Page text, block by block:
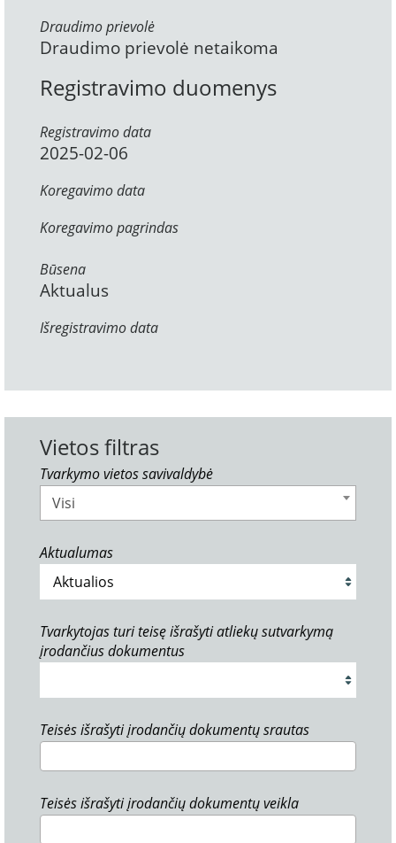
Draudimo prievolė
Draudimo prievolė netaikoma
Registravimo duomenys
Registravimo data
2025-02-06
Koregavimo data
Koregavimo pagrindas
Būsena
Aktualus
Išregistravimo data
Vietos filtras
Tvarkymo vietos savivaldybė
Visi
Aktualumas
Tvarkytojas turi teisę išrašyti atliekų sutvarkymą
įrodančius dokumentus
Teisės išrašyti įrodančių dokumentų srautas
Teisės išrašyti įrodančių dokumentų veikla